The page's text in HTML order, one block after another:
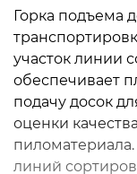
Горка подъема
участок линии
обеспечивает
подачу досок
оценки
линий